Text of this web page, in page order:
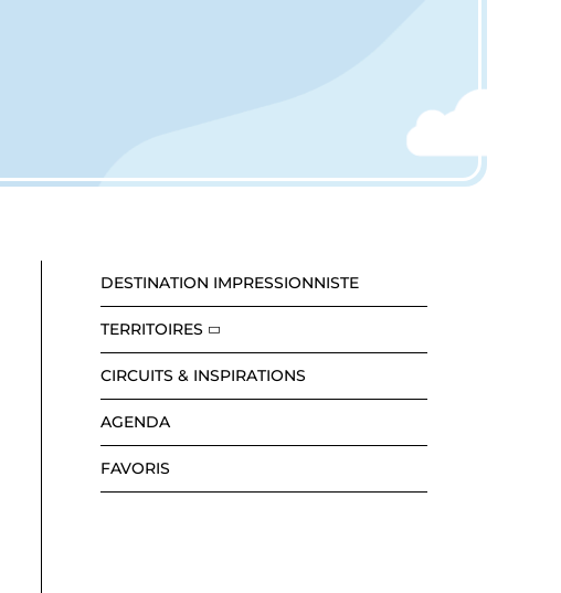
DESTINATION IMPRESSIONNISTE
TERRITOIRES
CIRCUITS & INSPIRATIONS
AGENDA
FAVORIS